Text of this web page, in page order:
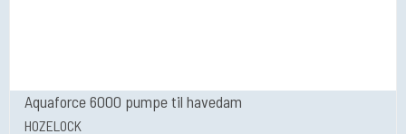
Aquaforce 6000 pumpe til havedam
HOZELOCK